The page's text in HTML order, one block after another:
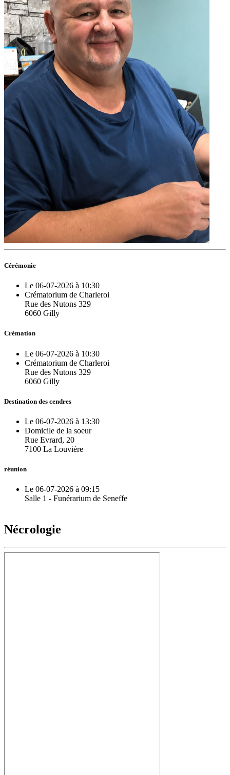
Cérémonie
Le 06-07-2026 à 10:30
Crématorium de Charleroi
Rue des Nutons 329
6060 Gilly
Crémation
Le 06-07-2026 à 10:30
Crématorium de Charleroi
Rue des Nutons 329
6060 Gilly
Destination des cendres
Le 06-07-2026 à 13:30
Domicile de la soeur
Rue Evrard, 20
7100 La Louvière
réunion
Le 06-07-2026 à 09:15
Salle 1 - Funérarium de Seneffe
Nécrologie